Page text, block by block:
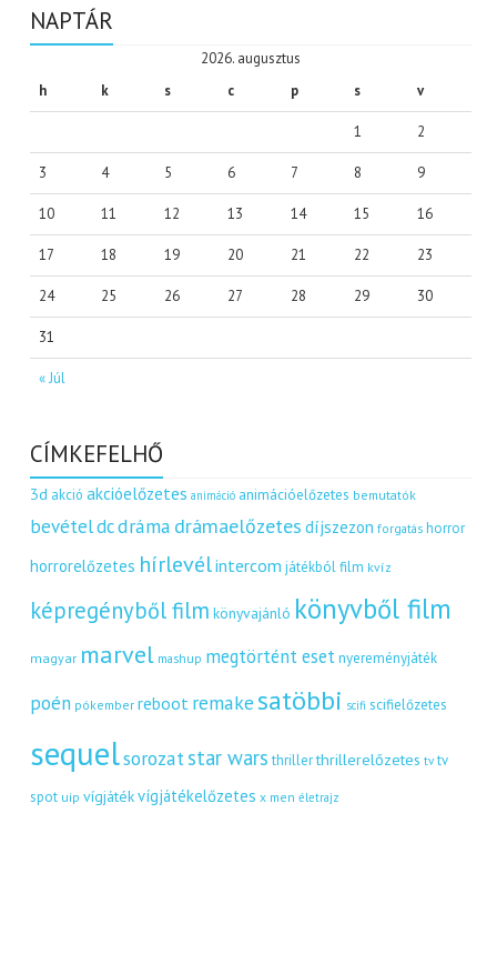
NAPTÁR
2026. augusztus
h
k s c p s v
« Júl
1 2
3 4 5 6 7 8 9
10 11 12 13 14 15 16
17 18 19 20 21 22 23
24 25 26 27 28 29 30
31
CÍMKEFELHŐ
3d akció akcióelőzetes animáció animációelőzetes bemutatók
bevételdcdráma drámaelőzetes díjszezon forgatás horror
horrorelőzetes hírlevélintercom játékból film kvíz
képregényből film könyvajánló könyvből film
magyar marvel mashup megtörtént eset nyereményjáték
poén pókember reboot remakesatöbbi scifi scifielőzetes
sequelsorozatstar wars thriller thrillerelőzetes tv tv
spot uip vígjátékvígjátékelőzetes x men életrajz